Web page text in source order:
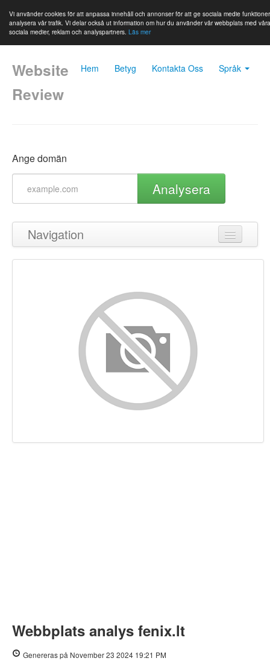
Vi använder cookies för att anpassa innehåll och annonser för att ge sociala medie
analysera vår trafik. Vi delar också ut information om hur du använder vår webbplats med våra
sociala medier, reklam och analyspartners. Läs mer
Hem Betyg Kontakta Oss Språk
Website
Review
Ange domän
Analysera
Navigation
Tillbaka till toppen
Nyckelord
Användbarhet
Dokument
Webbplats analys fenix.lt
Genereras på November 23 2024 19:21 PM